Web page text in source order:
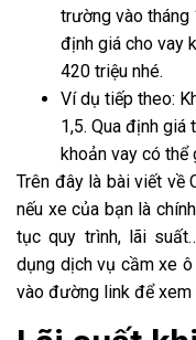
trường vào
định giá cho vay
420 triệu nhé.
Ví dụ tiếp theo:
1,5. Qua định
khoản vay có
Trên đây là bài viết về
nếu xe của bạn là
tục quy trình, lãi
dụng dịch vụ cầm xe
vào đường link để xem